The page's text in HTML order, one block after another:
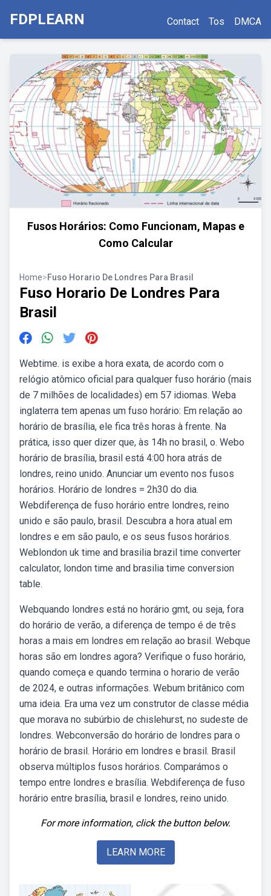
FDPLEARN Contact Tos DMCA
Fusos Horários: Como Funcionam, Mapas e
Como Calcular
Home>Fuso Horario De Londres Para Brasil
Fuso Horario De Londres Para
Brasil
Webtime. is exibe a hora exata, de acordo com o
relógio atômico oficial para qualquer fuso horário (mais
de 7 milhões de localidades) em 57 idiomas. Weba
inglaterra tem apenas um fuso horário: Em relação ao
horário de brasília, ele fica três horas à frente. Na
prática, isso quer dizer que, às 14h no brasil, o. Webo
horário de brasília, brasil está 4:00 hora atrás de
londres, reino unido. Anunciar um evento nos fusos
horários. Horário de londres = 2h30 do dia.
Webdiferença de fuso horário entre londres, reino
unido e são paulo, brasil. Descubra a hora atual em
londres e em são paulo, e os seus fusos horários.
Weblondon uk time and brasilia brazil time converter
calculator, london time and brasilia time conversion
table.
Webquando londres está no horário gmt, ou seja, fora
do horário de verão, a diferença de tempo é de três
horas a mais em londres em relação ao brasil. Webque
horas são em londres agora? Verifique o fuso horário,
quando começa e quando termina o horario de verão
de 2024, e outras informações. Webum britânico com
uma ideia. Era uma vez um construtor de classe média
que morava no subúrbio de chislehurst, no sudeste de
londres. Webconversão do horário de londres para o
horário de brasil. Horário em londres e brasil. Brasil
observa múltiplos fusos horários. Comparámos o
tempo entre londres e brasília. Webdiferença de fuso
horário entre brasília, brasil e londres, reino unido.
For more information, click the button below.
LEARN MORE